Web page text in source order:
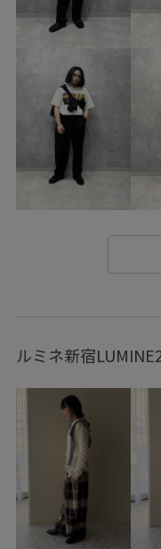
25aw_homme_adamj
MSpecial_pickup
しっかりフィット
クッション性 シャツ
スラックス タック
リラックス感
後ろがゴム 快適
ルミネ新宿